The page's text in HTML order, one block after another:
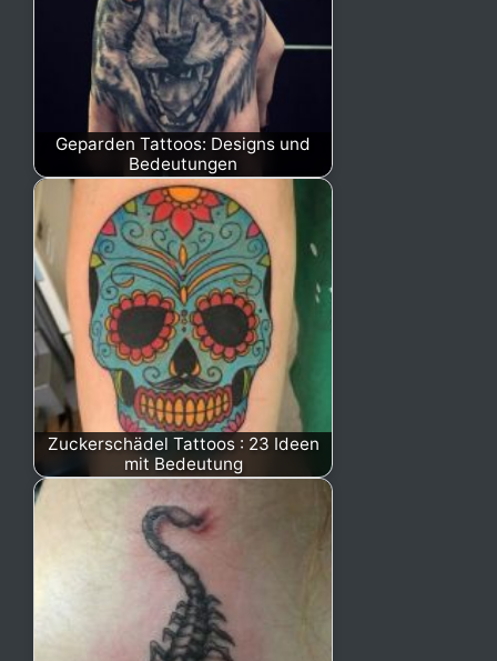
Geparden Tattoos: Designs und
Bedeutungen
Zuckerschädel Tattoos : 23 Ideen
mit Bedeutung